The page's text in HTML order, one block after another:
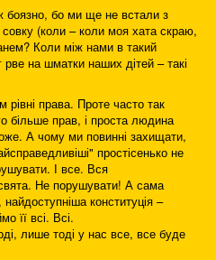
боязно, бо ми ще не встали з
(коли – коли моя хата скраю,
Коли між нами в такий
рве на шматки наших дітей – такі
рівні права. Проте часто так
більше прав, і проста людина
А чому ми повинні захищати,
простісенько не
І все. Вся
Не порушувати! А сама
конституція –
її всі. Всі.
лише тоді у нас все, все буде